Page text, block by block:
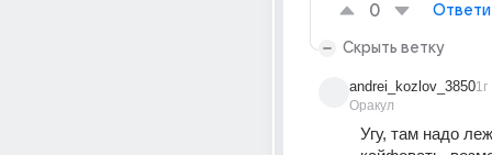
0
Скрыть ветку
andrei_kozlov_3850
Оракул
1г
Угу, там надо